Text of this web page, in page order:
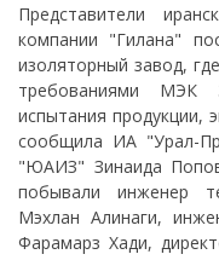
Представители
компании "Гилана"
изоляторный завод,
требованиями МЭК
испытания продукции,
сообщила ИА "Урал-
"ЮАИЗ" Зинаида
побывали инженер
Мэхлан Алинаги,
Фарамарз Хади,